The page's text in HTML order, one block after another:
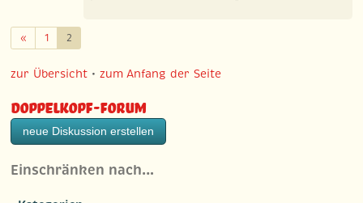
«Zurück
1 2
zur Übersicht •zum Anfang der Seite
Doppelkopf-Forum
neue Diskussion erstellen
Einschränken nach…